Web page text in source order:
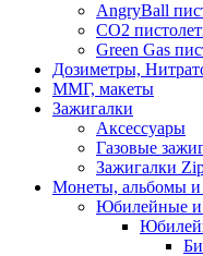
AngryBall
CO2
Green Gas
Дозиметры,
ММГ, макеты
Зажигалки
Аксессуары
Газовые
Зажигалки
Монеты, альбомы и
Юбилейные и